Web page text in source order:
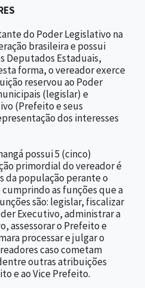
do Poder Legislativo na
brasileira e possui
Deputados Estaduais,
forma, o vereador exerce
reservou ao Poder
(legislar) e
(Prefeito e seus
dos interesses
possui 5 (cinco)
primordial do vereador é
da população perante o
as funções que a
são: legislar, fiscalizar
Executivo, administrar a
assessorar o Prefeito e
processar e julgar o
caso cometam
outras atribuições
e ao Vice Prefeito.